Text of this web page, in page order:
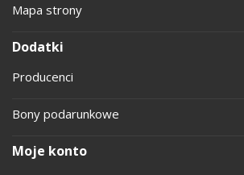
Mapa strony
Dodatki
Producenci
Bony podarunkowe
Moje konto